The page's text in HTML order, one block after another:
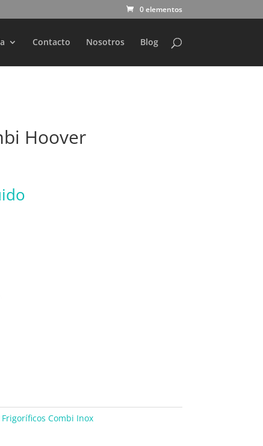
0 elementos
Contacto Nosotros Blog
Hoover
Frigoríficos Combi Inox